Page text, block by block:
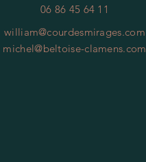
06 86 45 64 11
william@courdesmirages.com
michel@beltoise-clamens.com